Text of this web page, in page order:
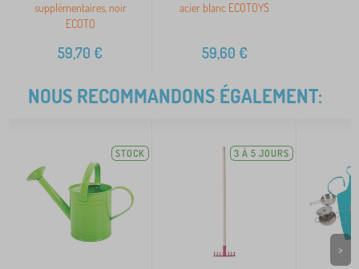
supplémentaires, noir
ECOTO
59,70 €
acier blanc ECOTOYS
59,60 €
NOUS RECOMMANDONS ÉGALEMENT:
STOCK 3 À 5 JOURS
>